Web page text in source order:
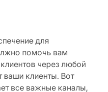
для
помочь вам
через любой
ваши клиенты. Вот
все важные каналы,